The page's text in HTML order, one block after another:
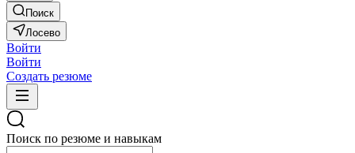
Поиск
Лосево
Войти
Войти
Создать резюме
Поиск по резюме и навыкам